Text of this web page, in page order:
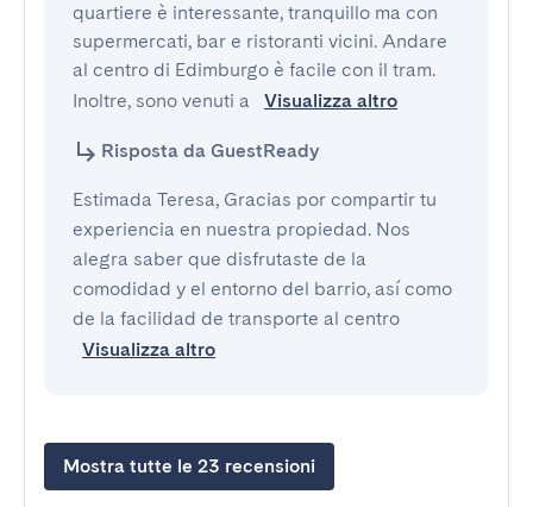
quartiere è interessante, tranquillo ma con
supermercati, bar e ristoranti vicini. Andare
al centro di Edimburgo è facile con il tram.
Inoltre, sono venuti a
Visualizza altro
Risposta da GuestReady
Estimada Teresa, Gracias por compartir tu
experiencia en nuestra propiedad. Nos
alegra saber que disfrutaste de la
comodidad y el entorno del barrio, así como
de la facilidad de transporte al centro
Visualizza altro
Mostra tutte le 23 recensioni